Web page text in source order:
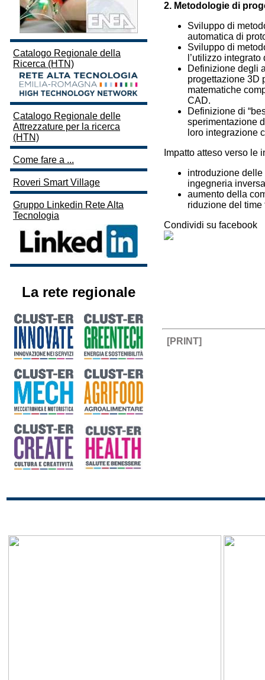
Catalogo Regionale della
Ricerca (HTN)
Catalogo Regionale delle
Attrezzature per la ricerca
(HTN)
Come fare a ...
Roveri Smart Village
Gruppo Linkedin Rete Alta
Tecnologia
La rete regionale
2. Metodologie di
Sviluppo di
automatica di
Sviluppo di
l’utilizzo
Definizione degli
progettazione 3D
matematiche
CAD.
Definizione di
sperimentazione
loro integrazione
Impatto atteso verso le
introduzione
ingegneria
aumento della
riduzione del
Condividi su facebook
[PRINT]